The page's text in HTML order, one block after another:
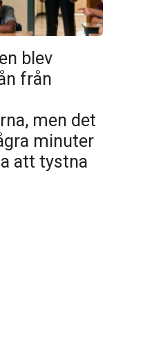
blev
från
men det
minuter
att tystna